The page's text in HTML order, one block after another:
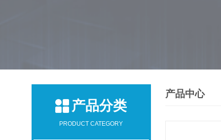
产品分类
PRODUCT CATEGORY
产品中心